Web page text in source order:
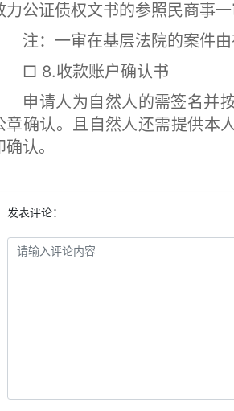
力公证债权文书的参照民商事一
注：一审在基层法院的案件由
□ 8.收款账户确认书
申请人为自然人的需签名并按
章确认。且自然人还需提供本
确认。
发表评论：